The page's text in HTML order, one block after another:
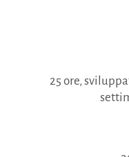
25 ore,